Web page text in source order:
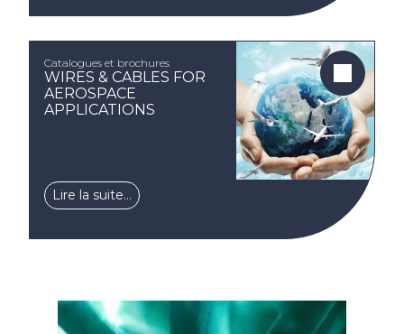
Catalogues et brochures
WIRES & CABLES FOR
AEROSPACE
APPLICATIONS
Lire la suite…